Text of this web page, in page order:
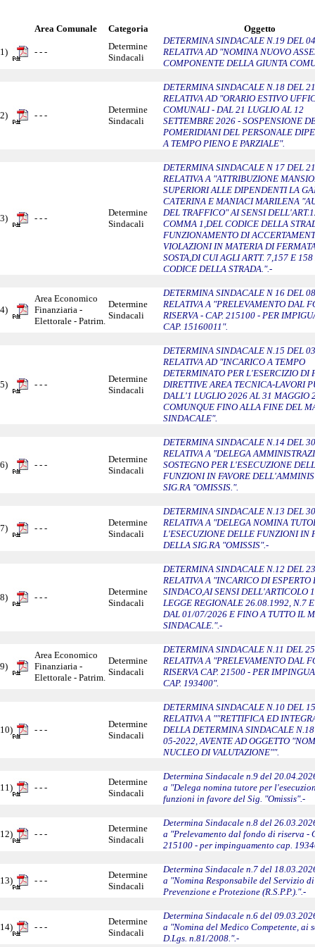
Area Comunale Categoria Oggetto
1) - - -
Determine
Sindacali
DETERMINA SINDACALE N.19 DEL
RELATIVA AD "NOMINA NUOVO
COMPONENTE DELLA GIUNTA
2) - - -
Determine
Sindacali
DETERMINA SINDACALE N.18 DEL
RELATIVA AD "ORARIO ESTIVO
COMUNALI - DAL 21 LUGLIO AL 12
SETTEMBRE 2026 - SOSPENSIONE
POMERIDIANI DEL PERSONALE
A TEMPO PIENO E PARZIALE".
3) - - -
Determine
Sindacali
DETERMINA SINDACALE N 17 DEL
RELATIVA A "ATTRIBUZIONE
SUPERIORI ALLE DIPENDENTI LA
CATERINA E MANIACI MARILENA
DEL TRAFFICO" AI SENSI
COMMA 1,DEL CODICE DELLA
FUNZIONAMENTO DI
VIOLAZIONI IN MATERIA DI
SOSTA,DI CUI AGLI ARTT. 7,157 E
CODICE DELLA STRADA.".-
4)
Area Economico
Finanziaria -
Elettorale - Patrim.
Determine
Sindacali
DETERMINA SINDACALE N 16 DEL
RELATIVA A "PRELEVAMENTO DAL
RISERVA - CAP. 215100 - PER
CAP. 15160011".
5) - - -
Determine
Sindacali
DETERMINA SINDACALE N.15 DEL
RELATIVA AD "INCARICO A TEMPO
DETERMINATO PER L'ESERCIZIO DI
DIRETTIVE AREA TECNICA-LAVORI
DALL'1 LUGLIO 2026 AL 31 MAGGIO
COMUNQUE FINO ALLA FINE DEL
SINDACALE".
6) - - -
Determine
Sindacali
DETERMINA SINDACALE N.14 DEL
RELATIVA A "DELEGA
SOSTEGNO PER L'ESECUZIONE
FUNZIONI IN FAVORE
SIG.RA "OMISSIS.".
7) - - -
Determine
Sindacali
DETERMINA SINDACALE N.13 DEL
RELATIVA A "DELEGA NOMINA
L'ESECUZIONE DELLE FUNZIONI IN
DELLA SIG.RA "OMISSIS".-
8) - - -
Determine
Sindacali
DETERMINA SINDACALE N.12 DEL
RELATIVA A "INCARICO DI ESPERTO
SINDACO,AI SENSI DELL'ARTICOLO
LEGGE REGIONALE 26.08.1992, N.7
DAL 01/07/2026 E FINO A TUTTO IL
SINDACALE.".-
9)
Area Economico
Finanziaria -
Elettorale - Patrim.
Determine
Sindacali
DETERMINA SINDACALE N.11 DEL
RELATIVA A "PRELEVAMENTO DAL
RISERVA CAP. 21500 - PER
CAP. 193400".
10) - - -
Determine
Sindacali
DETERMINA SINDACALE N.10 DEL
RELATIVA A ""RETTIFICA ED
DELLA DETERMINA SINDACALE
05-2022, AVENTE AD OGGETTO
NUCLEO DI VALUTAZIONE"".
11) - - -
Determine
Sindacali
Determina Sindacale n.9 del
a "Delega nomina tutore per
funzioni in favore del Sig. "Omissis".-
12) - - -
Determine
Sindacali
Determina Sindacale n.8 del
a "Prelevamento dal fondo di riserva -
215100 - per impinguamento cap.
13) - - -
Determine
Sindacali
Determina Sindacale n.7 del
a "Nomina Responsabile del Servizio di
Prevenzione e Protezione (R.S.P.P.).".-
14) - - -
Determine
Sindacali
Determina Sindacale n.6 del
a "Nomina del Medico Competente, ai
D.Lgs. n.81/2008.".-